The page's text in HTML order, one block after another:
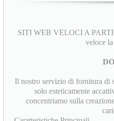
SITI WEB VELOCI A
veloce
Il nostro servizio di fornitura di
solo esteticamente
concentriamo sulla